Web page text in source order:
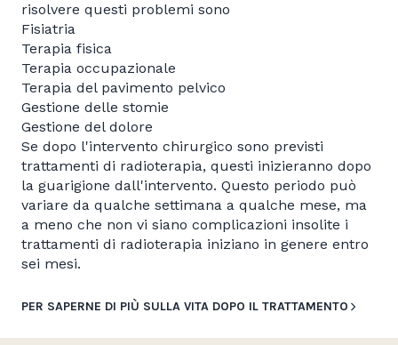
risolvere questi problemi sono
Fisiatria
Terapia fisica
Terapia occupazionale
Terapia del pavimento pelvico
Gestione delle stomie
Gestione del dolore
Se dopo l'intervento chirurgico sono previsti
trattamenti di radioterapia, questi inizieranno dopo
la guarigione dall'intervento. Questo periodo può
variare da qualche settimana a qualche mese, ma
a meno che non vi siano complicazioni insolite i
trattamenti di radioterapia iniziano in genere entro
sei mesi.
PER SAPERNE DI PIÙ SULLA VITA DOPO IL TRATTAMENTO